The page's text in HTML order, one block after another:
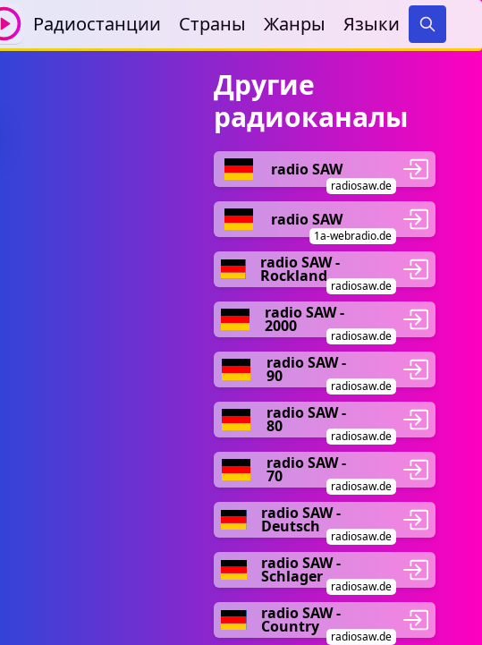
Радиостанции Страны Жанры Языки
Search
Другие
радиоканалы
radio SAW
radiosaw.de
radio SAW
1a-webradio.de
radio SAW -
Rockland
radiosaw.de
radio SAW -
2000
radiosaw.de
radio SAW -
90
radiosaw.de
radio SAW -
80
radiosaw.de
radio SAW -
70
radiosaw.de
radio SAW -
Deutsch
radiosaw.de
radio SAW -
Schlager
radiosaw.de
radio SAW -
Country
radiosaw.de